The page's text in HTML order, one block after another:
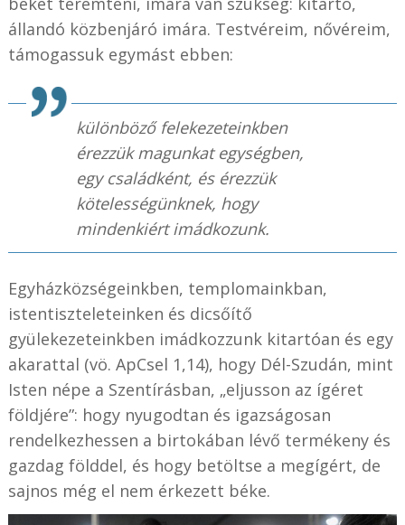
állandó közbenjáró imára. Testvéreim, nővéreim,
támogassuk egymást ebben:
különböző felekezeteinkben
érezzük magunkat egységben,
egy családként, és érezzük
kötelességünknek, hogy
mindenkiért imádkozunk.
Egyházközségeinkben, templomainkban,
istentiszteleteinken és dicsőítő
gyülekezeteinkben imádkozzunk kitartóan és egy
akarattal (vö. ApCsel 1,14), hogy Dél-Szudán, mint
Isten népe a Szentírásban, „eljusson az ígéret
földjére”: hogy nyugodtan és igazságosan
rendelkezhessen a birtokában lévő termékeny és
gazdag földdel, és hogy betöltse a megígért, de
sajnos még el nem érkezett béke.